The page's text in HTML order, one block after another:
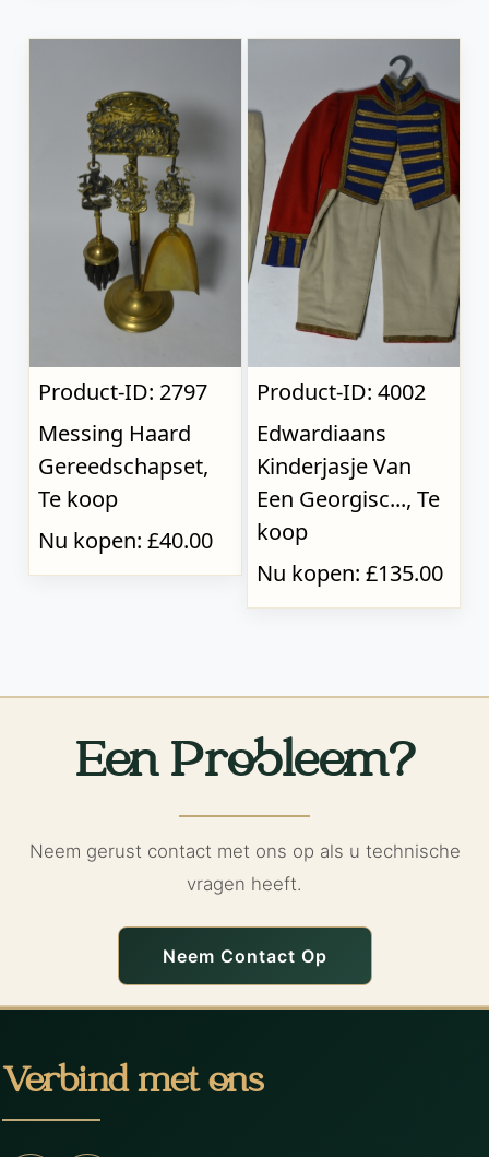
Product-ID: 2797
Messing Haard
Gereedschapset,
Te koop
Nu kopen: £40.00
Product-ID: 4002
Edwardiaans
Kinderjasje Van
Een Georgisc..., Te
koop
Nu kopen: £135.00
Een Probleem?
Neem gerust contact met ons op als u technische
vragen heeft.
Neem Contact Op
Verbind met ons